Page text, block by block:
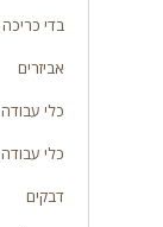
בדי כריכה
אביזרים
כלי
כלי
דבקים